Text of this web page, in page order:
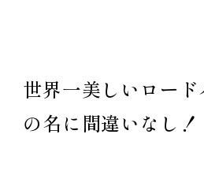
世界一美しいロー
の名に間違いなし！